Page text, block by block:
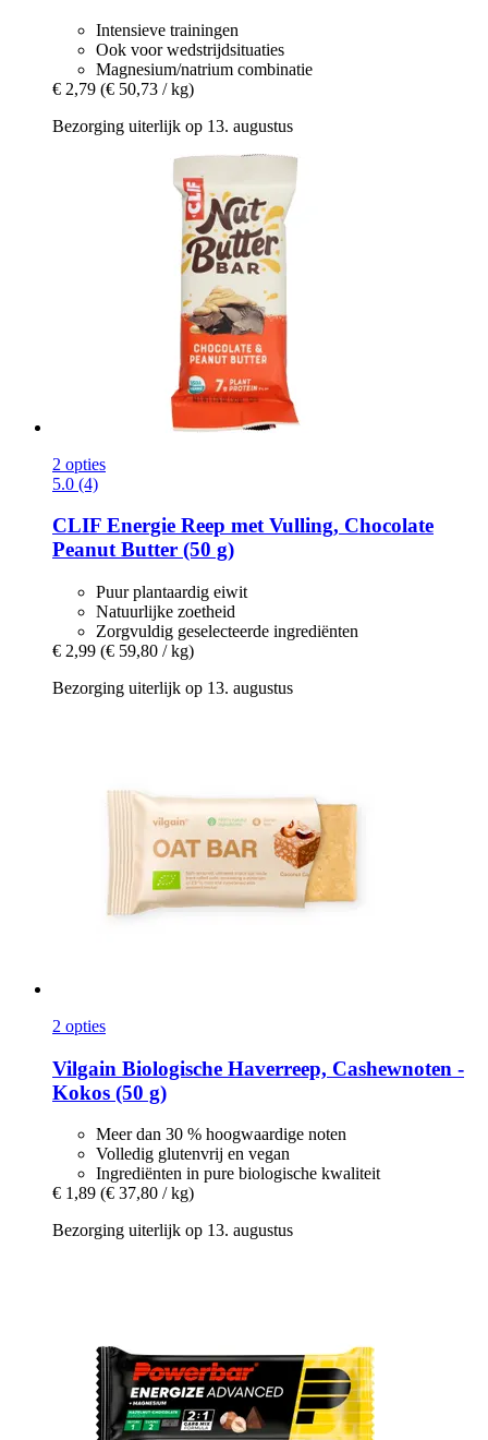
Intensieve trainingen
Ook voor wedstrijdsituaties
Magnesium/natrium combinatie
€ 2,79 (€ 50,73 / kg)
Bezorging uiterlijk op 13. augustus
2 opties
5.0 (4)
CLIF Energie Reep met Vulling, Chocolate
Peanut Butter (50 g)
Puur plantaardig eiwit
Natuurlijke zoetheid
Zorgvuldig geselecteerde ingrediënten
€ 2,99 (€ 59,80 / kg)
Bezorging uiterlijk op 13. augustus
2 opties
Vilgain Biologische Haverreep, Cashewnoten -​
Kokos (50 g)
Meer dan 30 % hoogwaardige noten
Volledig glutenvrij en vegan
Ingrediënten in pure biologische kwaliteit
€ 1,89 (€ 37,80 / kg)
Bezorging uiterlijk op 13. augustus